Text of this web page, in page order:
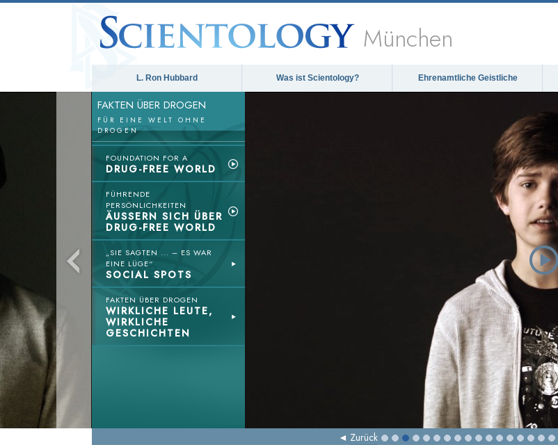
München
L. Ron Hubbard Was ist Scientology? Ehrenamtliche Geistliche
FAKTEN ÜBER DROGEN
FÜR EINE WELT OHNE
DROGEN
FOUNDATION FOR A
DRUG-FREE WORLD
FÜHRENDE
PERSÖNLICHKEITEN
ÄUSSERN SICH ÜBER
DRUG-FREE WORLD
„SIE SAGTEN ... – ES WAR
EINE LÜGE“
SOCIAL SPOTS
FAKTEN ÜBER DROGEN
WIRKLICHE LEUTE,
WIRKLICHE
GESCHICHTEN
Zurück